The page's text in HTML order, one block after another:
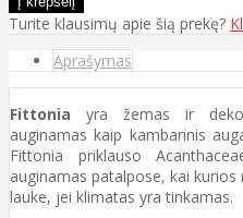
Turite klausimų apie šią prekę?
Aprašymas
Fittonia yra žemas ir
auginamas kaip kambarinis
Fittonia priklauso
auginamas patalpose, kai
lauke, jei klimatas yra tinkamas.